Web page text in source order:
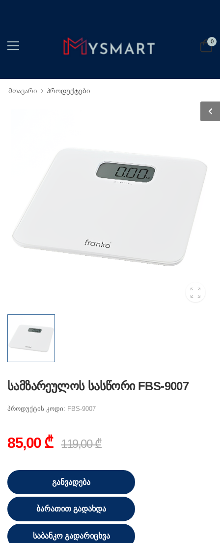
0
მთავარი პროდუქტები
სამზარეულოს სასწორი FBS-9007
პროდუქტის კოდი: FBS-9007
85,00 ₾ 119,00 ₾
ᲒᲐᲜᲕᲐᲓᲔᲑᲐ
ᲑᲐᲠᲐᲗᲘᲗ ᲒᲐᲓᲐᲮᲓᲐ
ᲡᲐᲑᲐᲜᲙᲝ ᲒᲐᲓᲐᲠᲘᲪᲮᲕᲐ